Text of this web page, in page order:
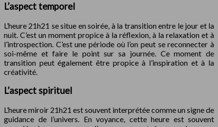
L’aspect temporel
L’heure 21h21 se situe en soirée, à la transition entre le jour et la
nuit. C’est un moment propice à la réflexion, à la relaxation et à
l’introspection. C’est une période où l’on peut se reconnecter à
soi-même et faire le point sur sa journée. Ce moment de
transition peut également être propice à l’inspiration et à la
créativité.
L’aspect spirituel
L’heure miroir 21h21 est souvent interprétée comme un signe de
guidance de l’univers. En voyance, cette heure est souvent